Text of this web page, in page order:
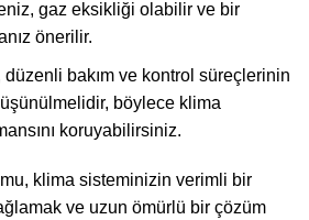
gaz eksikliği olabilir ve bir
önerilir.
düzenli bakım ve kontrol süreçlerinin
böylece klima
koruyabilirsiniz.
klima sisteminizin verimli bir
ve uzun ömürlü bir çözüm